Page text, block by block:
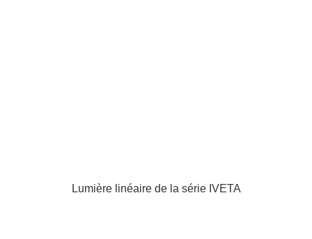
Lumière linéaire de la série IVETA